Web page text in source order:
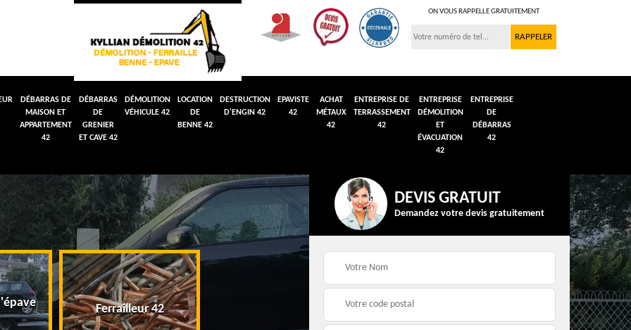
ON VOUS RAPPELLE GRATUITEMENT
DÉBARRAS DE
MAISON ET
APPARTEMENT
42
DÉBARRAS
DE
GRENIER
ET CAVE 42
DÉMOLITION
VÉHICULE 42
LOCATION
DE
BENNE 42
DESTRUCTION
D'ENGIN 42
EPAVISTE
42
ACHAT
MÉTAUX
42
ENTREPRISE DE
TERRASSEMENT
42
ENTREPRISE
DÉMOLITION
ET
ÉVACUATION
42
ENTREPRISE
DE
DÉBARRAS
42
Ferrailleur 42
Débarras de grenier et
Démolition véhicule
42
DEVIS GRATUIT
Demandez votre devis gratuitement